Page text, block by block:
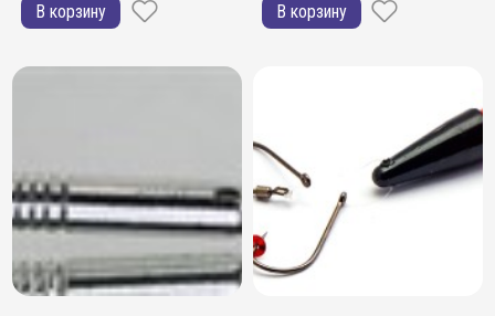
В корзину
В корзину